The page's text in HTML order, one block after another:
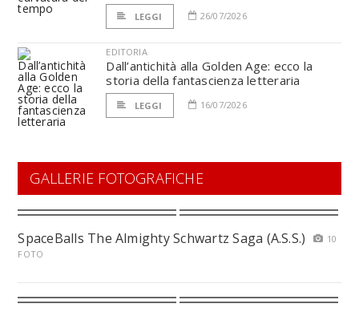
LEGGI 26/07/2026
EDITORIA
Dall’antichità alla Golden Age: ecco la
storia della fantascienza letteraria
LEGGI 16/07/2026
GALLERIE FOTOGRAFICHE
SpaceBalls The Almighty Schwartz Saga (A.S.S.)
10
FOTO